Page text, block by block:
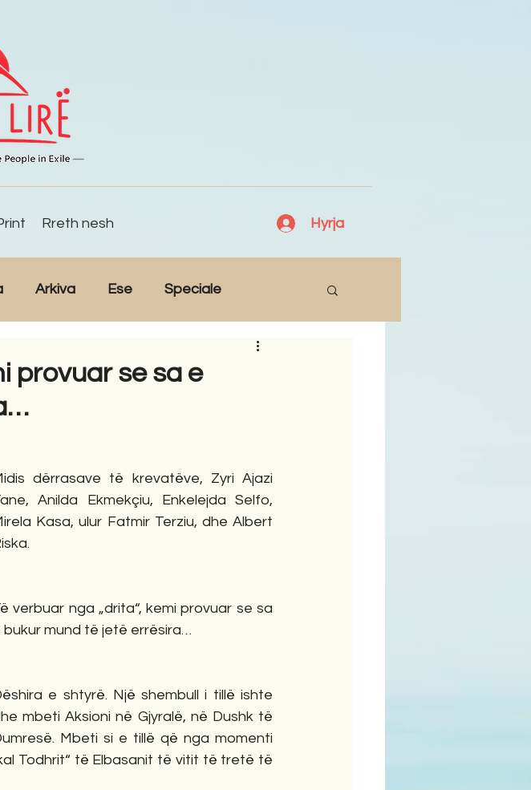
Rreth nesh Hyrja
Arkiva Ese Speciale
provuar se sa e
dërrasave të krevatëve, Zyri Ajazi
Anilda Ekmekçiu, Enkelejda Selfo,
Kasa, ulur Fatmir Terziu, dhe Albert
verbuar nga „drita“, kemi provuar se sa
bukur mund të jetë errësira…
e shtyrë. Një shembull i tillë ishte
mbeti Aksioni në Gjyralë, në Dushk të
Mbeti si e tillë që nga momenti
Todhrit“ të Elbasanit të vitit të tretë të